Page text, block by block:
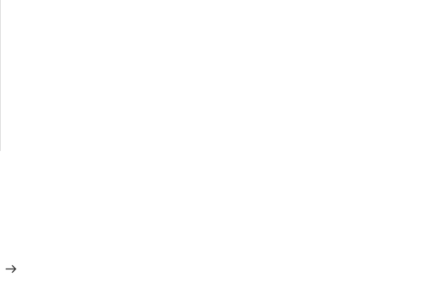
successivo